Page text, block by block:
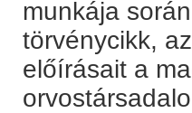
munkája
törvénycikk,
előírásait a